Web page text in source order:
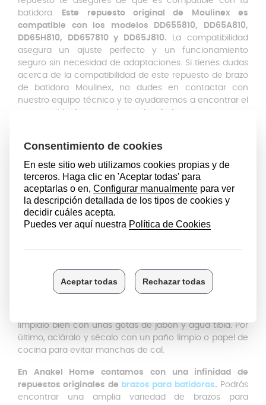
batidora. Este repuesto original de Moulinex es
compatible con los modelos DD655810, DD65A810,
DD65H810, DD657810 y DD65J810. La compatibilidad
asegura un ajuste perfecto y un funcionamiento
seguro sin necesidad de adaptaciones. Si tienes dudas
acerca de la compatibilidad de este repuesto de brazo
de batidora Moulinex, no dudes en contactar con
nuestro equipo técnico y te ayudaremos a encontrar el
producto, conseguirás que las piezas duren más
tiempo y en mejores condiciones.
Este brazo tiene una limpieza muy sencilla, ya que es
apto para el lavavajillas
limpiarlo a mano con agua caliente y jabón, usando
que prestar especial atención a la parte con cuchillas,
Si el brazo tiene manchas persistentes o grasa puedes
realizar una limpieza más profunda. Para esto tienes
límpialo bien con unas gotas de jabón y agua tibia. Por
último, acláralo y sécalo con un paño limpio o papel de
cocina para evitar manchas de cal.
En Anakel Home contamos con una infinidad de
repuestos originales de brazos para batidoras. Podrás
encontrar una amplia variedad de brazos para